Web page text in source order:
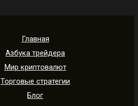
Главная
Азбука трейдера
Мир криптовалют
Торговые стратегии
Блог